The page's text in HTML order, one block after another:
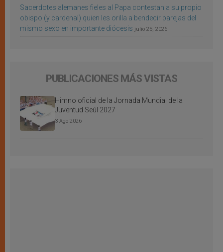
Sacerdotes alemanes fieles al Papa contestan a su propio
obispo (y cardenal) quien les orilla a bendecir parejas del
mismo sexo en importante diócesis julio 25, 2026
PUBLICACIONES MÁS VISTAS
Himno oficial de la Jornada Mundial de la
Juventud Seúl 2027
3 Ago 2026